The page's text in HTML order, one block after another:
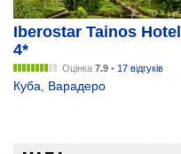
Iberostar Tainos Hotel
4*
Оцінка 7.9 • 17 відгуків
Куба Варадеро